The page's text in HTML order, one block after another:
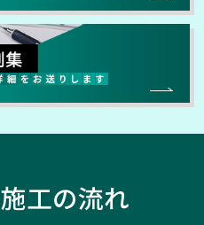
施工の流れ